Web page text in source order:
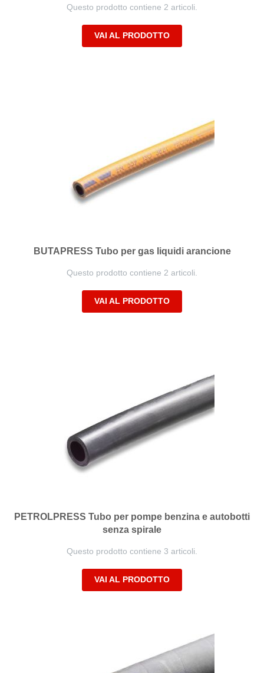
Questo prodotto contiene 2 articoli.
VAI AL PRODOTTO
BUTAPRESS Tubo per gas liquidi arancione
Questo prodotto contiene 2 articoli.
VAI AL PRODOTTO
PETROLPRESS Tubo per pompe benzina e autobotti
senza spirale
Questo prodotto contiene 3 articoli.
VAI AL PRODOTTO